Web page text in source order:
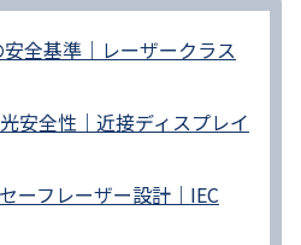
全基準｜レーザークラス
安全性｜近接ディスプレイ
ーフレーザー設計｜IEC